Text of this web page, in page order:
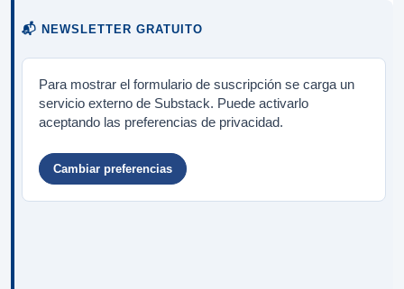
📬 NEWSLETTER GRATUITO
Para mostrar el formulario de suscripción se carga un
servicio externo de Substack. Puede activarlo
aceptando las preferencias de privacidad.
Cambiar preferencias